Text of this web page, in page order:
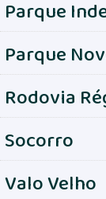
Parque
Parque
Rodovia
Socorro
Valo Velho